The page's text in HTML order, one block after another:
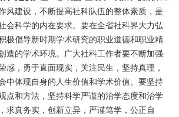
风建设，不断提高社科队伍的整体素质，是
会科学的内在要求。要在全省社科界大力弘
极倡导新时期学术研究的职业道德和职业精
造的学术环境。广大社科工作者要不断加强
感，勇于直面现实，关注民生，坚持真理，
中体现自身的人生价值和学术价值。要坚持
点和方法，坚持科学严谨的治学态度和治学
求真务实，创新立异，严谨笃学，公正自